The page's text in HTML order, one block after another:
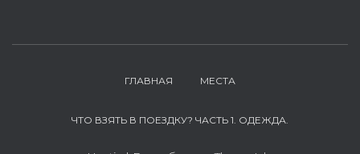
и
ГЛАВНАЯ МЕСТА
ЧТО ВЗЯТЬ В ПОЕЗДКУ? ЧАСТЬ 1. ОДЕЖДА.